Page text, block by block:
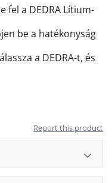
fel a DEDRA Lítium-
be a hatékonyság
a DEDRA-t, és
Report this product